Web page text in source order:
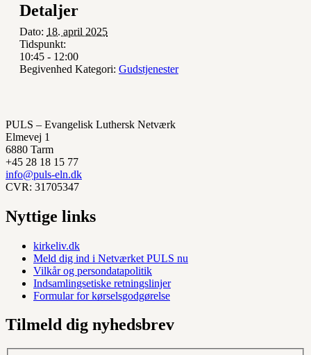
Detaljer
Dato: 18. april 2025
Tidspunkt:
10:45 - 12:00
Begivenhed Kategori: Gudstjenester
PULS – Evangelisk Luthersk Netværk
Elmevej 1
6880 Tarm
+45 28 18 15 77
info@puls-eln.dk
CVR: 31705347
Nyttige links
kirkeliv.dk
Meld dig ind i Netværket PULS nu
Vilkår og persondatapolitik
Indsamlingsetiske retningslinjer
Formular for kørselsgodgørelse
Tilmeld dig nyhedsbrev